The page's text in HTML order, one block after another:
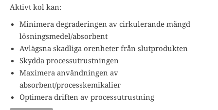
Aktivt kol kan:
Minimera degraderingen av cirkulerande mängd
lösningsmedel/absorbent
Avlägsna skadliga orenheter från slutprodukten
Skydda processutrustningen
Maximera användningen av
absorbent/processkemikalier
Optimera driften av processutrustning